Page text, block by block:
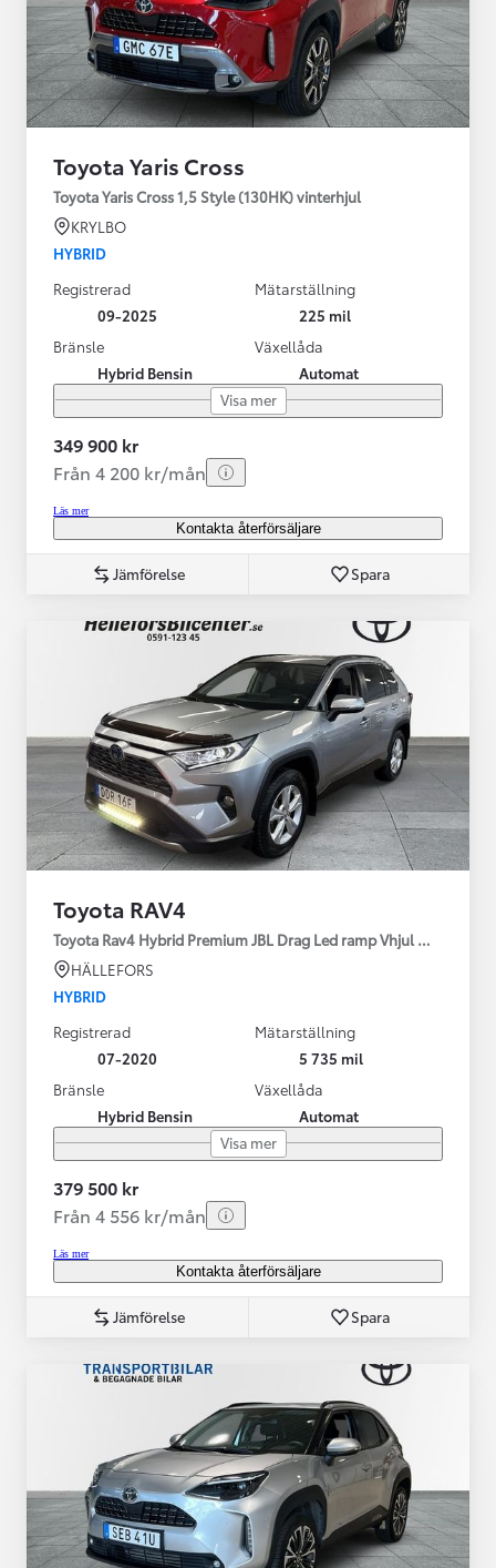
Toyota Yaris Cross
Toyota Yaris Cross 1,5 Style (130HK) vinterhjul
KRYLBO
HYBRID
Registrerad
09-2025
Mätarställning
225 mil
Bränsle
Hybrid Bensin
Växellåda
Automat
Visa mer
349 900 kr
Från 4 200 kr/mån
Läs mer
Kontakta återförsäljare
Jämförelse Spara
Toyota RAV4
Toyota Rav4 Hybrid Premium JBL Drag Led ramp Vhjul motorv
HÄLLEFORS
HYBRID
Registrerad
07-2020
Mätarställning
5 735 mil
Bränsle
Hybrid Bensin
Växellåda
Automat
Visa mer
379 500 kr
Från 4 556 kr/mån
Läs mer
Kontakta återförsäljare
Jämförelse Spara